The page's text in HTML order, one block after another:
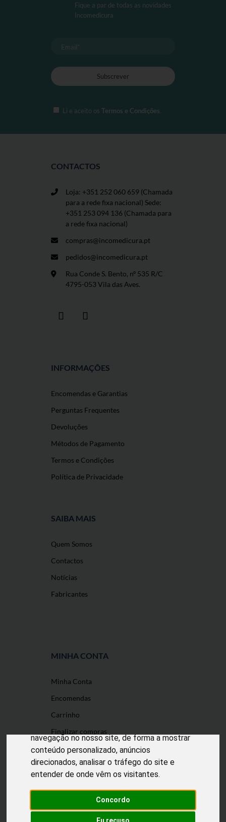
Utilizamos cookies e outras tecnologias de
navegação no nosso site, de forma a mostrar
conteúdo personalizado, anúncios
direcionados, analisar o tráfego do site e
entender de onde vêm os visitantes.
Concordo
Fique a par de todas as novidades
Incomedicura
Li e aceito os Termos e Condições.
CONTACTOS
Loja: +351 252 060 659 (Chamada
para a rede fixa nacional) Sede:
+351 253 094 136 (Chamada para
a rede fixa nacional)
compras@incomedicura.pt
pedidos@incomedicura.pt
Rua Conde S. Bento, nº 535 R/C
4795-053 Vila das Aves.
INFORMAÇÕES
Encomendas e Garantias
Perguntas Frequentes
Devoluções
Métodos de Pagamento
Termos e Condições
Política de Privacidade
SAIBA MAIS
Quem Somos
Contactos
Notícias
Fabricantes
MINHA CONTA
Minha Conta
Encomendas
Carrinho
Finalizar compras
Desenvolvido porPuxe Negócios
@2022 Incomedicura. Todos os direitos
reservados.